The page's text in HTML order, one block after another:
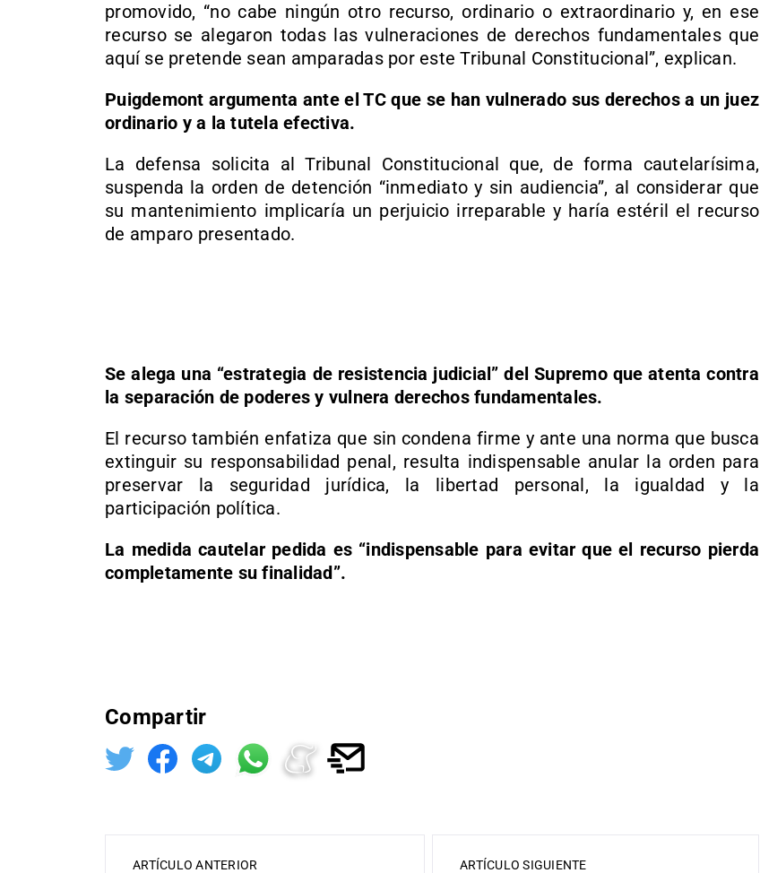
promovido, “no cabe ningún otro recurso, ordinario o extraordinario y, en ese
recurso se alegaron todas las vulneraciones de derechos fundamentales que
aquí se pretende sean amparadas por este Tribunal Constitucional”, explican.
Puigdemont argumenta ante el TC que se han vulnerado sus derechos a un juez
ordinario y a la tutela efectiva.
La defensa solicita al Tribunal Constitucional que, de forma cautelarísima,
suspenda la orden de detención “inmediato y sin audiencia”, al considerar que
su mantenimiento implicaría un perjuicio irreparable y haría estéril el recurso
de amparo presentado.
Se alega una “estrategia de resistencia judicial” del Supremo que atenta contra
la separación de poderes y vulnera derechos fundamentales.
El recurso también enfatiza que sin condena firme y ante una norma que busca
extinguir su responsabilidad penal, resulta indispensable anular la orden para
preservar la seguridad jurídica, la libertad personal, la igualdad y la
participación política.
La medida cautelar pedida es “indispensable para evitar que el recurso pierda
completamente su finalidad”.
Compartir
ARTÍCULO ANTERIOR ARTÍCULO SIGUIENTE